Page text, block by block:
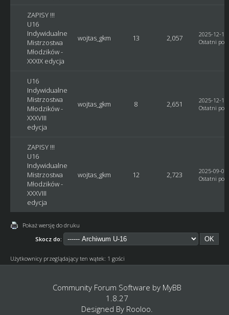
ZAPISY !!!
U16
Indywidualne
Mistrzostwa
Młodzików -
XXXIX edycja
wojtas_gkm 13 2,057
2025-12-
Ostatni post
U16
Indywidualne
Mistrzostwa
Młodzików -
XXXVIII
edycja
wojtas_gkm 8 2,651
2025-12-
Ostatni post
ZAPISY !!!
U16
Indywidualne
Mistrzostwa
Młodzików -
XXXVIII
edycja
wojtas_gkm 12 2,723
2025-09-
Ostatni post
Pokaż wersję do druku
Skocz do:
Użytkownicy przeglądający ten wątek: 1 gości
Community Forum Software by MyBB
1.8.27
Designed By Rooloo